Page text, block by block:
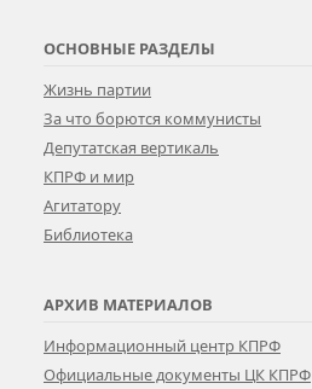
ОСНОВНЫЕ РАЗДЕЛЫ
Жизнь партии
За что борются коммунисты
Депутатская вертикаль
КПРФ и мир
Агитатору
Библиотека
АРХИВ МАТЕРИАЛОВ
Информационный центр КПРФ
Официальные документы ЦК КПРФ